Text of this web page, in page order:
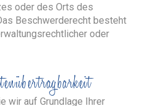
oder des Orts des
Beschwerderecht besteht
oder
wir auf Grundlage Ihrer